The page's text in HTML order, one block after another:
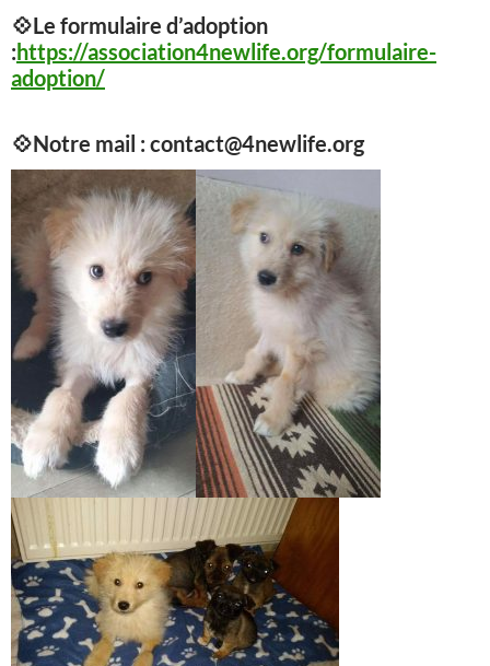
💠Le formulaire d’adoption
:https://association4newlife.org/formulaire-
adoption/
💠Notre mail : contact@4newlife.org